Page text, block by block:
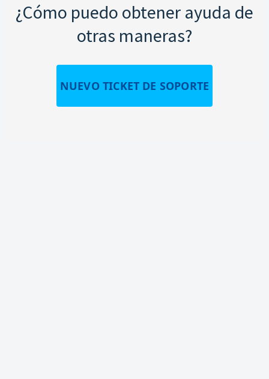
¿Cómo puedo obtener ayuda de
otras maneras?
NUEVO TICKET DE SOPORTE